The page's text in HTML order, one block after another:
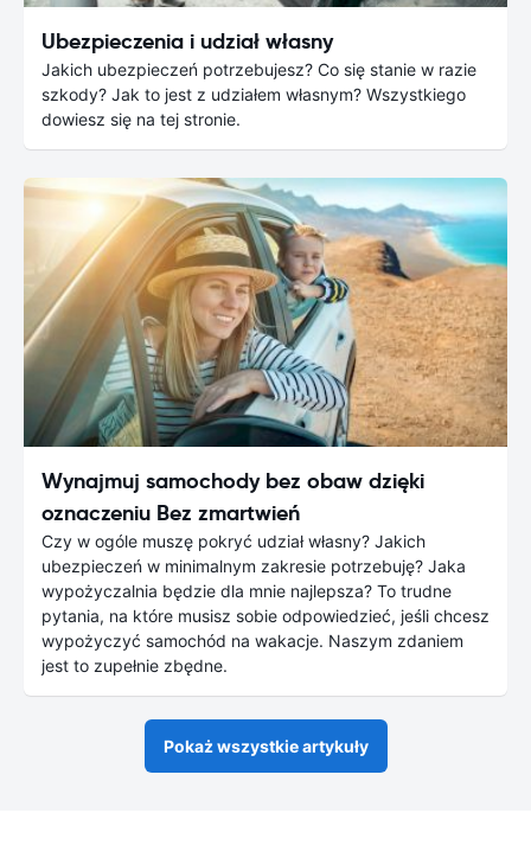
Ubezpieczenia i udział własny
Jakich ubezpieczeń potrzebujesz? Co się stanie w razie
szkody? Jak to jest z udziałem własnym? Wszystkiego
dowiesz się na tej stronie.
Wynajmuj samochody bez obaw dzięki
oznaczeniu Bez zmartwień
Czy w ogóle muszę pokryć udział własny? Jakich
ubezpieczeń w minimalnym zakresie potrzebuję? Jaka
wypożyczalnia będzie dla mnie najlepsza? To trudne
pytania, na które musisz sobie odpowiedzieć, jeśli chcesz
wypożyczyć samochód na wakacje. Naszym zdaniem
jest to zupełnie zbędne.
Pokaż wszystkie artykuły